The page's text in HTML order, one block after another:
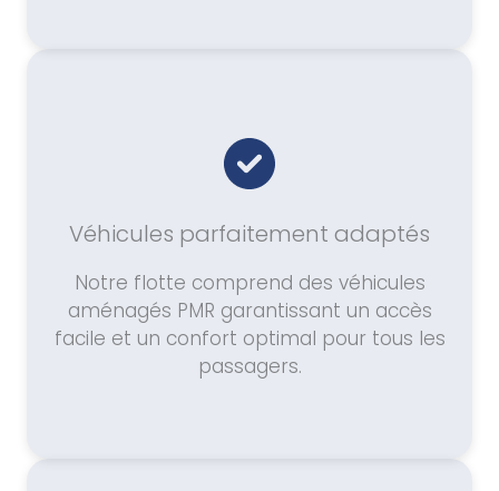
Véhicules parfaitement adaptés
Notre flotte comprend des véhicules
aménagés PMR garantissant un accès
facile et un confort optimal pour tous les
passagers.